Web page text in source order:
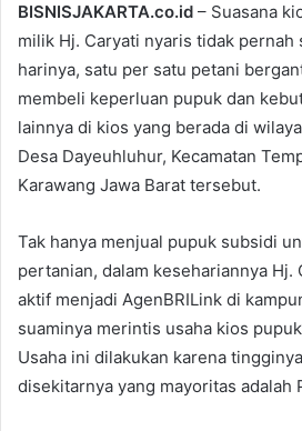
BISNISJAKARTA.co.id – Suasana
milik Hj. Caryati nyaris tidak pernah
harinya, satu per satu petani
membeli keperluan pupuk dan
lainnya di kios yang berada di
Desa Dayeuhluhur, Kecamatan
Karawang Jawa Barat tersebut.
Tak hanya menjual pupuk subsidi
pertanian, dalam kesehariannya Hj.
aktif menjadi AgenBRILink di
suaminya merintis usaha kios
Usaha ini dilakukan karena
disekitarnya yang mayoritas adalah